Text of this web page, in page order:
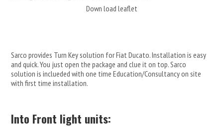
Down load leaflet
Sarco provides Turn Key solution for Fiat Ducato. Installation is easy
and quick. You just open the package and clue it on top. Sarco
solution is inclueded with one time Education/Consultancy on site
with first time installation.
Into Front light units: